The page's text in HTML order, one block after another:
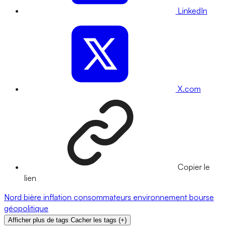
LinkedIn
X.com
Copier le
lien
Nord bière inflation consommateurs environnement bourse
géopolitique
Afficher plus de tags Cacher les tags (+)